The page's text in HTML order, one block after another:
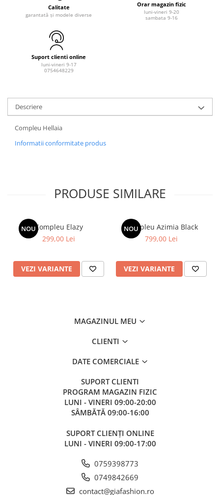
Calitate
garantată și modele diverse
Orar magazin fizic
luni-vineri 9-20
sambata 9-16
Suport clienti online
luni-vineri 9-17
0754648229
Descriere
Compleu Hellaia
Informatii conformitate produs
PRODUSE SIMILARE
NOUCompleu Elazy
299,00 Lei
VEZI VARIANTE
NOU
Compleu Azimia Black
799,00 Lei
VEZI VARIANTE
MAGAZINUL MEU
CLIENTI
DATE COMERCIALE
SUPORT CLIENTI
PROGRAM MAGAZIN FIZIC
LUNI - VINERI 09:00-20:00
SÂMBĂTĂ 09:00-16:00
SUPORT CLIENȚI ONLINE
LUNI - VINERI 09:00-17:00
0759398773
0749842669
contact@giafashion.ro